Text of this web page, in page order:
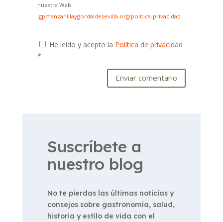
nuestra Web
igpmanzanillaygordaldesevilla.org/politica-privacidad
He leído y acepto la Política de privacidad
*
Enviar comentario
Suscríbete a
nuestro blog
No te pierdas las últimas noticias y
consejos sobre gastronomía, salud,
historia y estilo de vida con el